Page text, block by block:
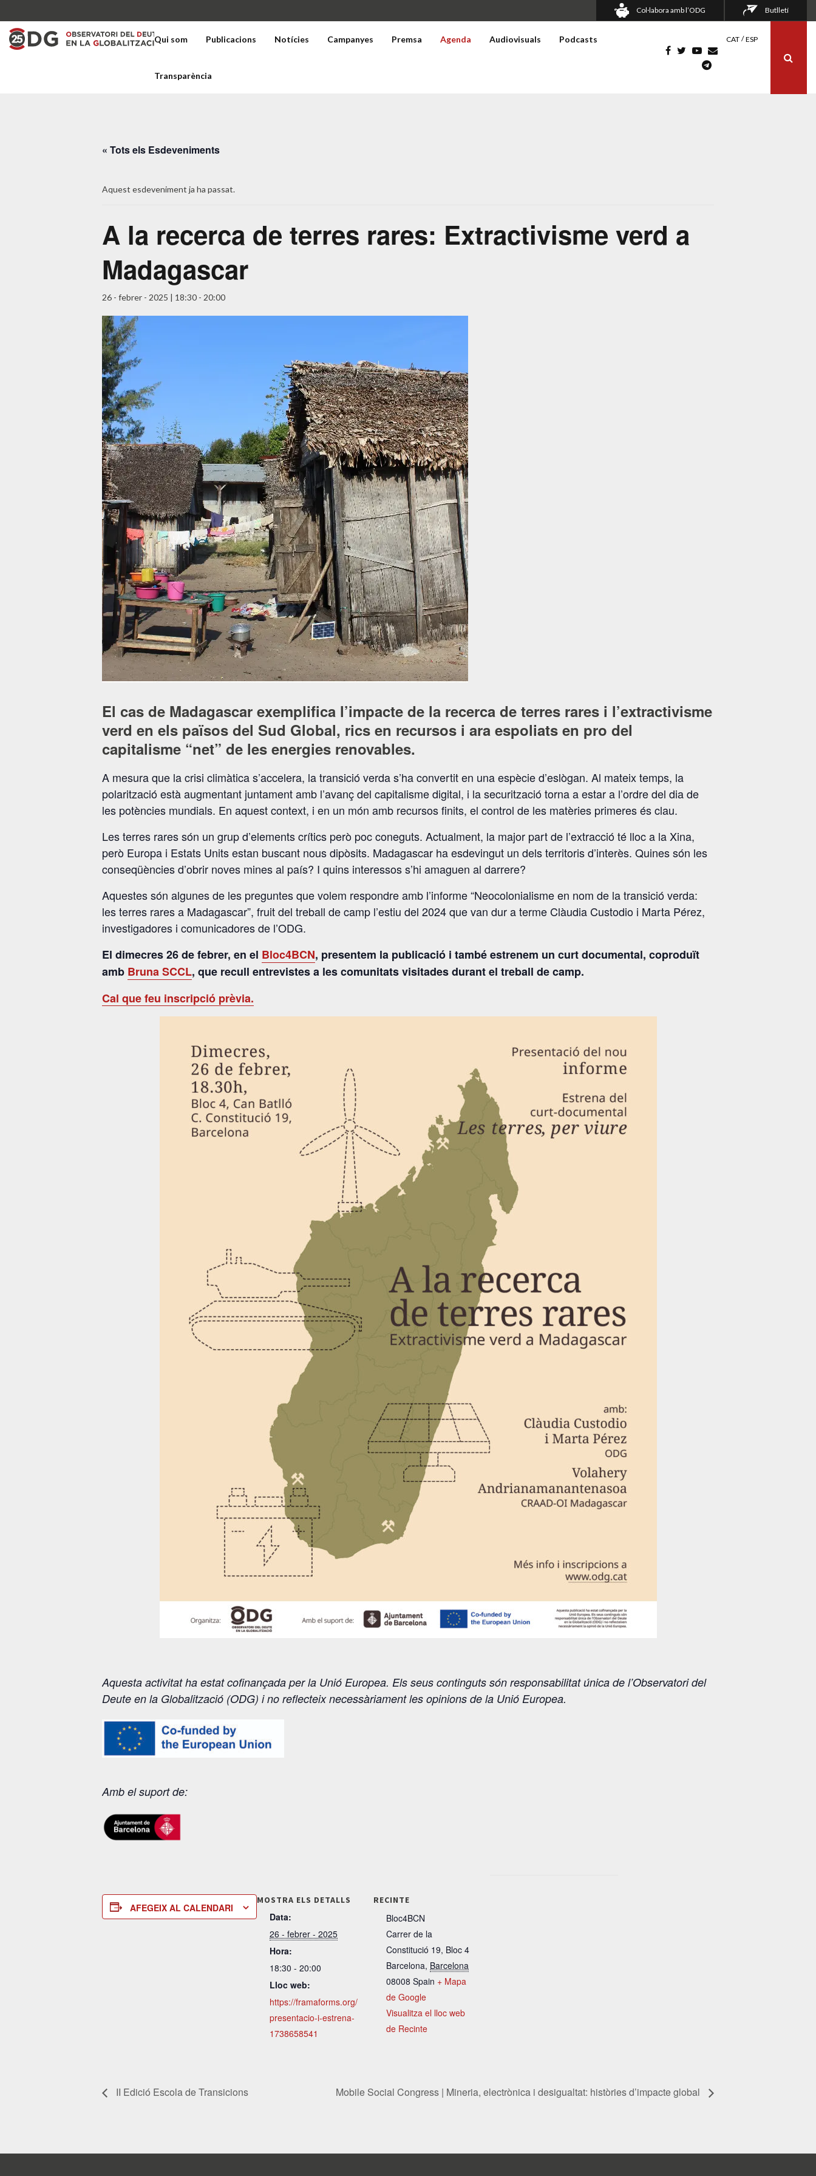
Col·labora amb l’ODG Butlletí
Qui som Publicacions Notícies Campanyes Premsa Agenda Audiovisuals Podcasts
Transparència
CAT ESP
« Tots els Esdeveniments
Aquest esdeveniment ja ha passat.
A la recerca de terres rares: Extractivisme verd a
Madagascar
26 - febrer - 2025 | 18:30 - 20:00
El cas de Madagascar exemplifica l’impacte de la recerca de terres rares i l’extractivisme
verd en els països del Sud Global, rics en recursos i ara espoliats en pro del
capitalisme “net” de les energies renovables.
A mesura que la crisi climàtica s’accelera, la transició verda s’ha convertit en una espècie d’eslògan. Al mateix temps, la
polarització està augmentant juntament amb l’avanç del capitalisme digital, i la securització torna a estar a l’ordre del dia de
les potències mundials. En aquest context, i en un món amb recursos finits, el control de les matèries primeres és clau.
Les terres rares són un grup d’elements crítics però poc coneguts. Actualment, la major part de l’extracció té lloc a la Xina,
però Europa i Estats Units estan buscant nous dipòsits. Madagascar ha esdevingut un dels territoris d’interès. Quines són les
conseqüències d’obrir noves mines al país? I quins interessos s’hi amaguen al darrere?
Aquestes són algunes de les preguntes que volem respondre amb l’informe “Neocolonialisme en nom de la transició verda:
les terres rares a Madagascar”, fruit del treball de camp l’estiu del 2024 que van dur a terme Clàudia Custodio i Marta Pérez,
investigadores i comunicadores de l’ODG.
El dimecres 26 de febrer, en el Bloc4BCN, presentem la publicació i també estrenem un curt documental, coproduït
amb Bruna SCCL, que recull entrevistes a les comunitats visitades durant el treball de camp.
Cal que feu inscripció prèvia.
Aquesta activitat ha estat cofinançada per la Unió Europea. Els seus continguts són responsabilitat única de l’Observatori del
Deute en la Globalització (ODG) i no reflecteix necessàriament les opinions de la Unió Europea.
Amb el suport de:
AFEGEIX AL CALENDARI
MOSTRA ELS DETALLS
Data:
26 - febrer - 2025
Hora:
18:30 - 20:00
Lloc web:
https://framaforms.org/
presentacio-i-estrena-
1738658541
RECINTE
Bloc4BCN
Carrer de la
Constitució 19, Bloc 4
Barcelona, Barcelona
08008 Spain + Mapa
de Google
Visualitza el lloc web
de Recinte
II Edició Escola de Transicions Mobile Social Congress | Mineria, electrònica i desigualtat: històries d’impacte global